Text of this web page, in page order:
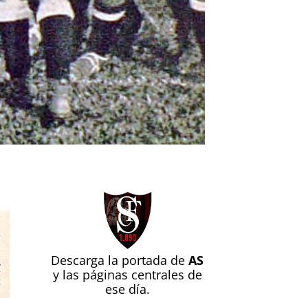
Descarga la portada deAS
y las páginas centrales de
ese día.